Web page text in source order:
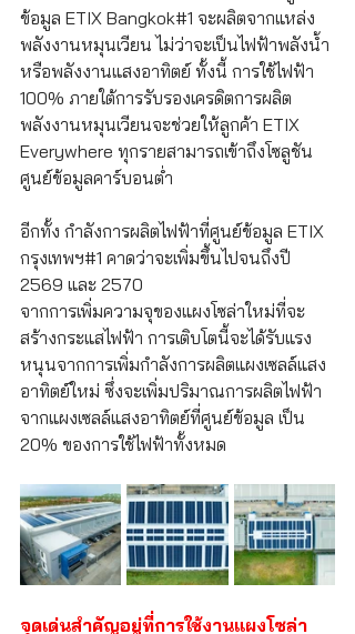
ข้อมูล ETIX Bangkok#1 จะผลิตจากแหล่ง
พลังงานหมุนเวียน ไม่ว่าจะเป็นไฟฟ้าพลังน้ำ
หรือพลังงานแสงอาทิตย์ ทั้งนี้ การใช้ไฟฟ้า
100% ภายใต้การรับรองเครดิตการผลิต
พลังงานหมุนเวียนจะช่วยให้ลูกค้า ETIX
Everywhere ทุกรายสามารถเข้าถึงโซลูชัน
ศูนย์ข้อมูลคาร์บอนต่ำ
อีกทั้ง กำลังการผลิตไฟฟ้าที่ศูนย์ข้อมูล ETIX
กรุงเทพฯ#1 คาดว่าจะเพิ่มขึ้นไปจนถึงปี
2569 และ 2570
จากการเพิ่มความจุของแผงโซล่าใหม่ที่จะ
สร้างกระแสไฟฟ้า การเติบโตนี้จะได้รับแรง
หนุนจากการเพิ่มกำลังการผลิตแผงเซลล์แสง
อาทิตย์ใหม่ ซึ่งจะเพิ่มปริมาณการผลิตไฟฟ้า
จากแผงเซลล์แสงอาทิตย์ที่ศูนย์ข้อมูล เป็น
20% ของการใช้ไฟฟ้าทั้งหมด
จุดเด่นสำคัญอยู่ที่การใช้งานแผงโซล่า